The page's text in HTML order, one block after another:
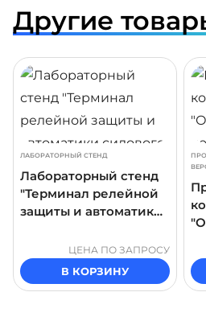
Другие
ЛАБОРАТОРНЫЙ СТЕНД
Лабораторный стенд
"Терминал релейной
защиты и автоматики
трансформатора"
ЦЕНА ПО ЗАПРОСУ
В КОРЗИНУ